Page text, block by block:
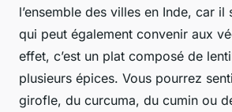
l’ensemble des villes en Inde, car il
qui peut également convenir aux
effet, c’est un plat composé de
plusieurs épices. Vous pourrez
girofle, du curcuma, du cumin ou